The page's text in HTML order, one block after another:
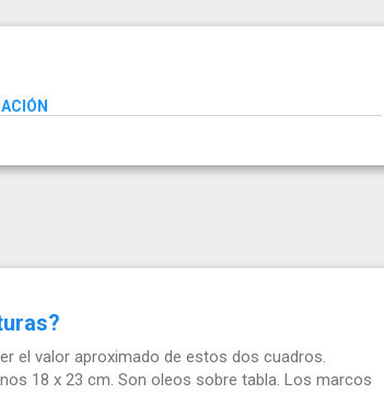
el valor aproximado de estos dos cuadros.
18 x 23 cm. Son oleos sobre tabla. Los marcos